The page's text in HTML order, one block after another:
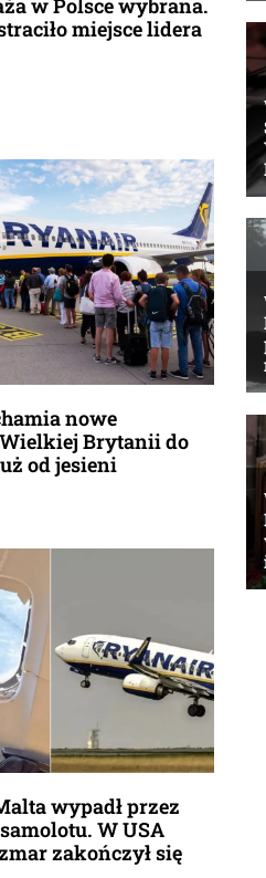
w Polsce wybrana.
miejsce lidera
nowe
Wielkiej Brytanii do
od jesieni
wypadł przez
W USA
zakończył się